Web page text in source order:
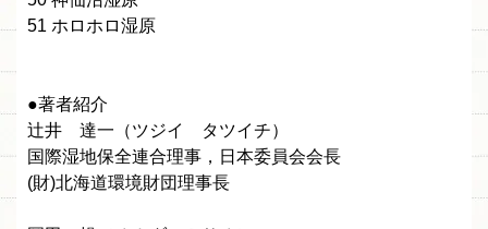
51 ホロホロ湿原
●著者紹介
辻井 達一（ツジイ タツイチ）
国際湿地保全連合理事，日本委員会会長
(財)北海道環境財団理事長